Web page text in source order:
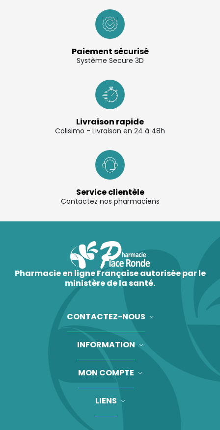
Paiement sécurisé
Système Secure 3D
Livraison rapide
Colisimo - Livraison en 24 à 48h
Service clientèle
Contactez nos pharmaciens
Pharmacie en ligne Française autorisée par le
ministère de la santé.
CONTACTEZ-NOUS
INFORMATION
MON COMPTE
LIENS